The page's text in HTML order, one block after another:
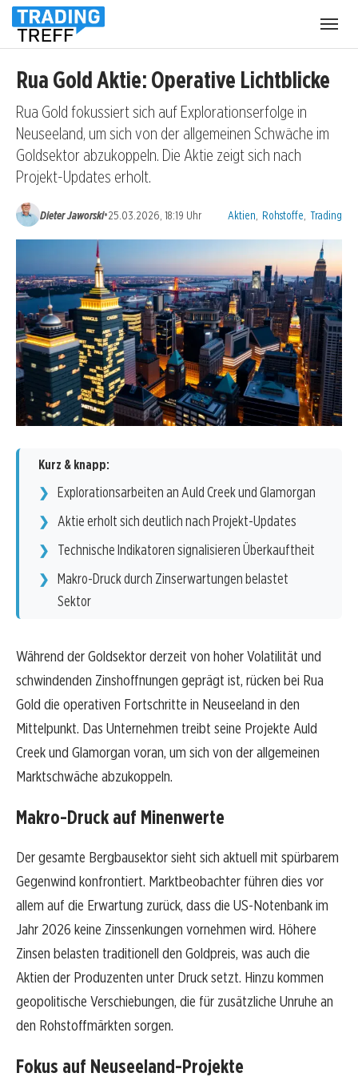
Rua Gold Aktie: Operative Lichtblicke
Rua Gold fokussiert sich auf Explorationserfolge in
Neuseeland, um sich von der allgemeinen Schwäche im
Goldsektor abzukoppeln. Die Aktie zeigt sich nach
Projekt-Updates erholt.
Dieter Jaworski•25.03.2026, 18:19 Uhr Kategorien:
Aktien Rohstoffe Trading
Kurz & knapp:
Explorationsarbeiten an Auld Creek und Glamorgan
Aktie erholt sich deutlich nach Projekt-Updates
Technische Indikatoren signalisieren Überkauftheit
Makro-Druck durch Zinserwartungen belastet
Sektor
Während der Goldsektor derzeit von hoher Volatilität und
schwindenden Zinshoffnungen geprägt ist, rücken bei Rua
Gold die operativen Fortschritte in Neuseeland in den
Mittelpunkt. Das Unternehmen treibt seine Projekte Auld
Creek und Glamorgan voran, um sich von der allgemeinen
Marktschwäche abzukoppeln.
Makro-Druck auf Minenwerte
Der gesamte Bergbausektor sieht sich aktuell mit spürbarem
Gegenwind konfrontiert. Marktbeobachter führen dies vor
allem auf die Erwartung zurück, dass die US-Notenbank im
Jahr 2026 keine Zinssenkungen vornehmen wird. Höhere
Zinsen belasten traditionell den Goldpreis, was auch die
Aktien der Produzenten unter Druck setzt. Hinzu kommen
geopolitische Verschiebungen, die für zusätzliche Unruhe an
den Rohstoffmärkten sorgen.
Fokus auf Neuseeland-Projekte